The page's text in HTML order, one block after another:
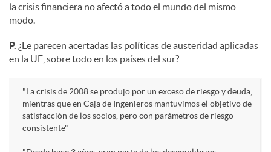
la crisis financiera no afectó a todo el mundo del mismo
modo.
P. ¿Le parecen acertadas las políticas de austeridad aplicadas
en la UE, sobre todo en los países del sur?
"La crisis de 2008 se produjo por un exceso de riesgo y deuda,
mientras que en Caja de Ingenieros mantuvimos el objetivo de
satisfacción de los socios, pero con parámetros de riesgo
consistente"